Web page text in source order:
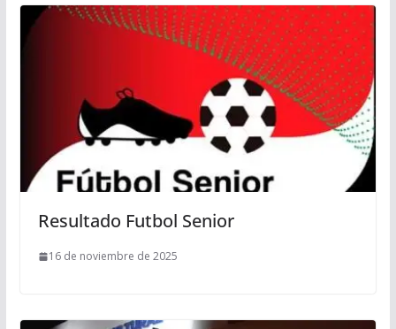
Resultado Futbol Senior
16 de noviembre de 2025